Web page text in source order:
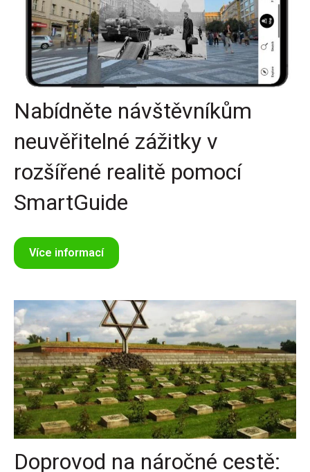
Nabídněte návštěvníkům
neuvěřitelné zážitky v
rozšířené realitě pomocí
SmartGuide
Více informací
Doprovod na náročné cestě: